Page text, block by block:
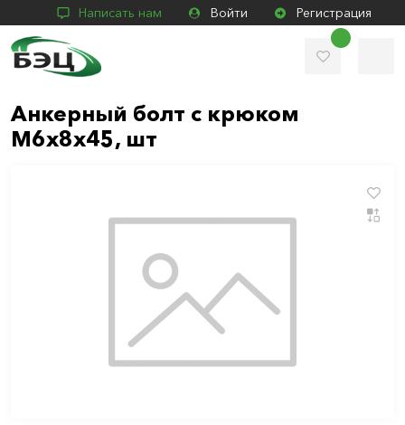
Написать нам Войти Регистрация
Анкерный болт с крюком
М6х8х45, шт